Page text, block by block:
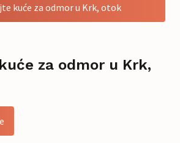
kuće za odmor u Krk, otok
za odmor u Krk,